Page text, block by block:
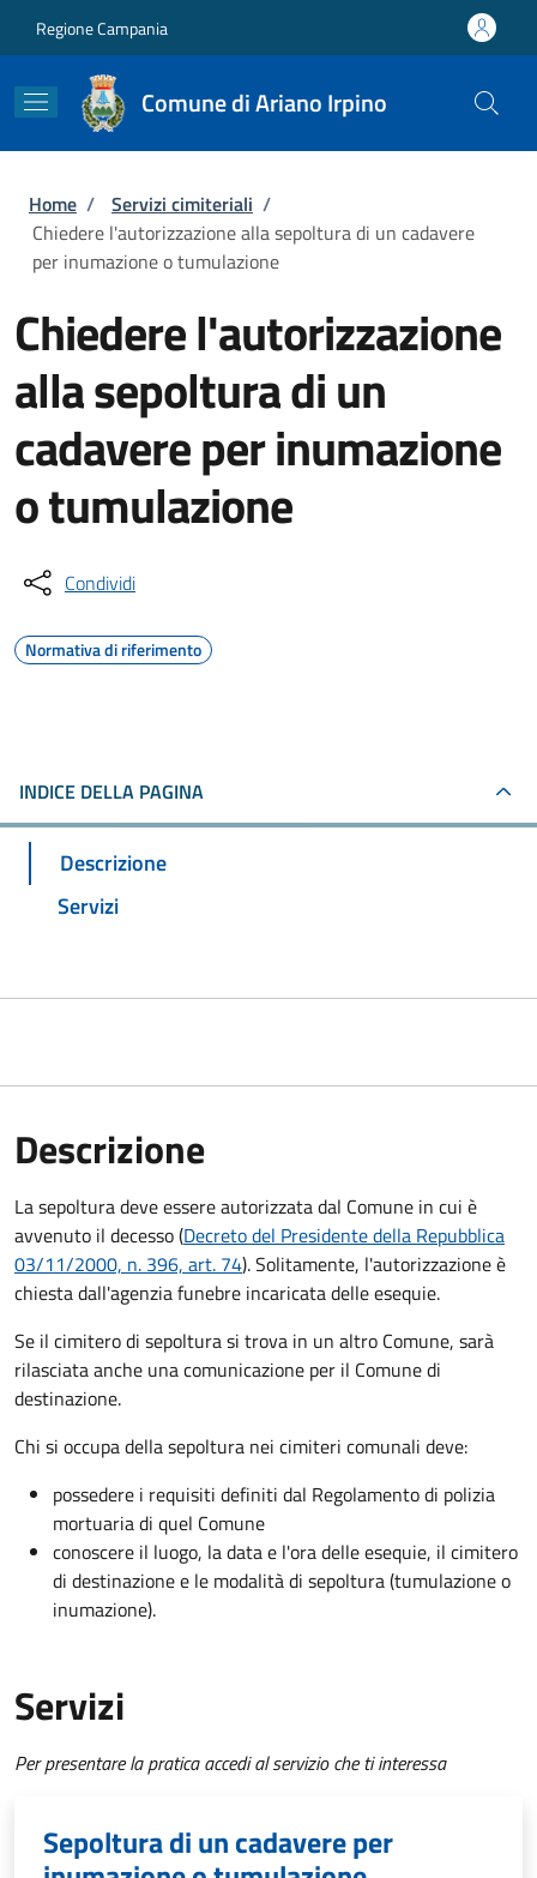
Regione Campania
Comune di Ariano Irpino
Briciole di pane
Home / Servizi cimiteriali /
Chiedere l'autorizzazione alla sepoltura di un cadavere
per inumazione o tumulazione
Chiedere l'autorizzazione
alla sepoltura di un
cadavere per inumazione
o tumulazione
Condividi
Normativa di riferimento
INDICE DELLA PAGINA
Descrizione
Servizi
Descrizione
La sepoltura deve essere autorizzata dal Comune in cui è
avvenuto il decesso (Decreto del Presidente della Repubblica
03/11/2000, n. 396, art. 74). Solitamente, l'autorizzazione è
chiesta dall'agenzia funebre incaricata delle esequie.
Se il cimitero di sepoltura si trova in un altro Comune, sarà
rilasciata anche una comunicazione per il Comune di
destinazione.
Chi si occupa della sepoltura nei cimiteri comunali deve:
possedere i requisiti definiti dal Regolamento di polizia
mortuaria di quel Comune
conoscere il luogo, la data e l'ora delle esequie, il cimitero
di destinazione e le modalità di sepoltura (tumulazione o
inumazione).
Servizi
Per presentare la pratica accedi al servizio che ti interessa
Sepoltura di un cadavere per